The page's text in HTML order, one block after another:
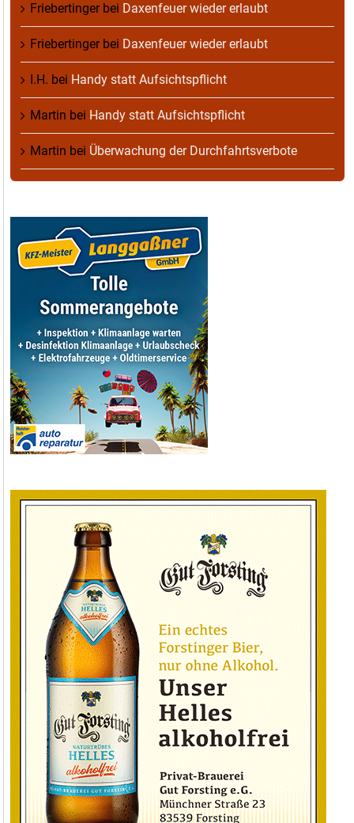
Friebertingerbei Daxenfeuer wieder erlaubt
Friebertingerbei Daxenfeuer wieder erlaubt
I.H. bei Handy statt Aufsichtspflicht
Martin bei Handy statt Aufsichtspflicht
Martin bei Überwachung der Durchfahrtsverbote